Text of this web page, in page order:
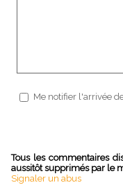
Me notifier l'arrivée
Tous les commentaires
aussitôt supprimés par le
Signaler un abus